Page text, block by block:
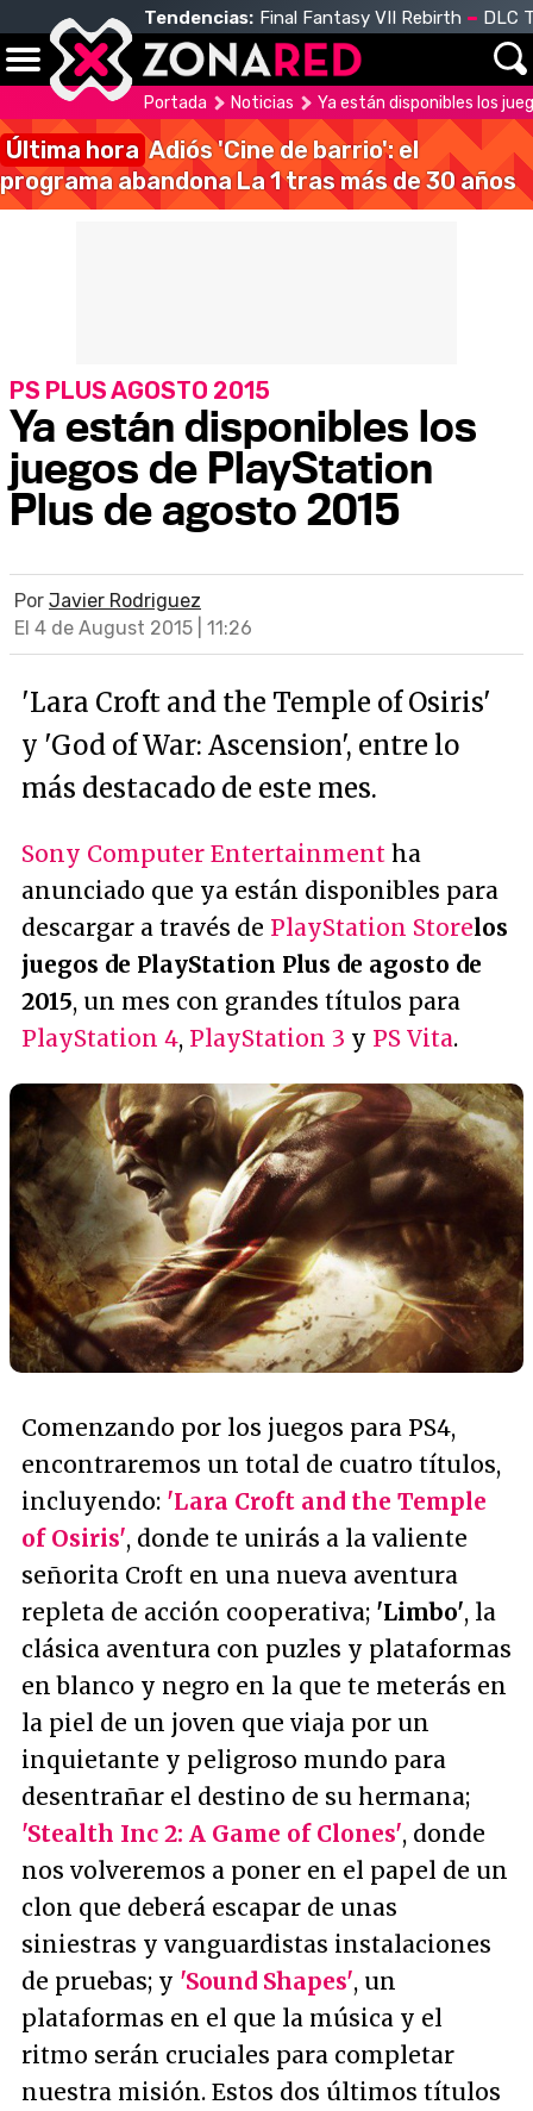
Tendencias: Final Fantasy VII Rebirth DLC
Portada Noticias Ya están disponibles los
Última hora Adiós 'Cine de barrio': el
programa abandona La 1 tras más de 30 años
Ya están disponibles los
juegos de PlayStation
Plus de agosto 2015
PS PLUS AGOSTO 2015
Por Javier Rodriguez
El 4 de August 2015 | 11:26
'Lara Croft and the Temple of Osiris'
y 'God of War: Ascension', entre lo
más destacado de este mes.
Sony Computer Entertainment ha
anunciado que ya están disponibles para
descargar a través de PlayStation Storelos
juegos de PlayStation Plus de agosto de
2015, un mes con grandes títulos para
PlayStation 4, PlayStation 3 y PS Vita.
Comenzando por los juegos para PS4,
encontraremos un total de cuatro títulos,
incluyendo: 'Lara Croft and the Temple
of Osiris', donde te unirás a la valiente
señorita Croft en una nueva aventura
repleta de acción cooperativa; 'Limbo', la
clásica aventura con puzles y plataformas
en blanco y negro en la que te meterás en
la piel de un joven que viaja por un
inquietante y peligroso mundo para
desentrañar el destino de su hermana;
'Stealth Inc 2: A Game of Clones', donde
nos volveremos a poner en el papel de un
clon que deberá escapar de unas
siniestras y vanguardistas instalaciones
de pruebas; y 'Sound Shapes', un
plataformas en el que la música y el
ritmo serán cruciales para completar
nuestra misión. Estos dos últimos títulos